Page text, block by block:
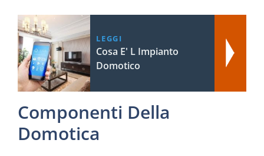
LEGGI
Cosa E' L Impianto
Domotico
Componenti Della
Domotica